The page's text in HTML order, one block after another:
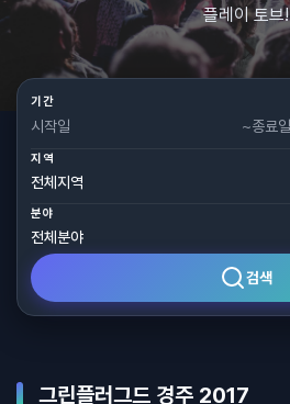
플레이 토브!
기간
~
지역
분야
검색
그린플러그드 경주 2017